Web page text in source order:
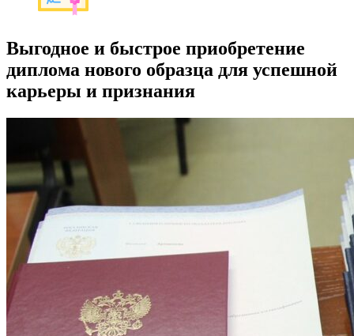
Выгодное и быстрое приобретение
диплома нового образца для успешной
карьеры и признания